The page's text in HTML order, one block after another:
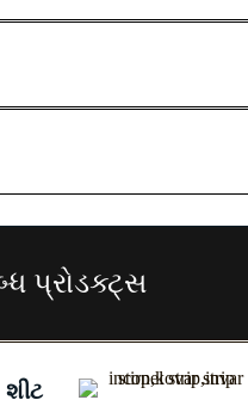
પ્રોડક્ટ્સ
શીટ